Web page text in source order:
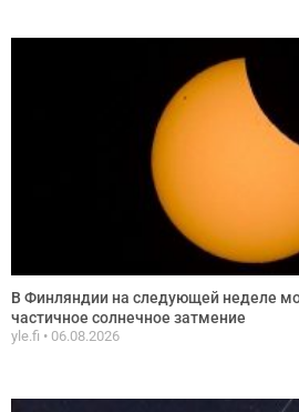
В Финляндии на следующей неделе
частичное солнечное затмение
yle.fi 06.08.2026